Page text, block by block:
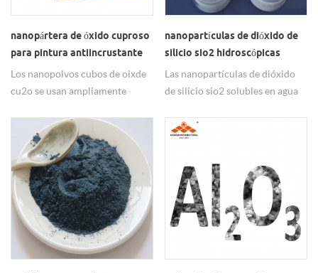
nanopártera de óxido cuproso
para pintura antiincrustante
Los nanopolvos cubos de oixde
cu2o se usan ampliamente
nanopartículas de dióxido de
silicio sio2 hidroscópicas
solubles en agua
Las nanopartículas de dióxido
de silicio sio2 solubles en agua